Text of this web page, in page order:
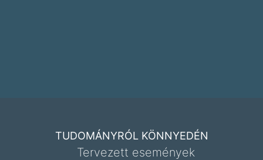
TUDOMÁNYRÓL KÖNNYEDÉN
Tervezett események